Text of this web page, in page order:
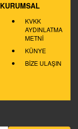
KURUMSAL
KVKK
AYDINLATMA
METNİ
KÜNYE
BİZE ULAŞIN